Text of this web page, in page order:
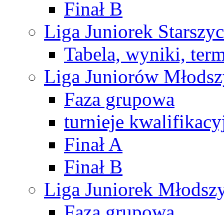
Finał B
Liga Juniorek
Tabela, wyniki,
Liga Juniorów
Faza grupowa
turnieje
Finał A
Finał B
Liga Juniorek